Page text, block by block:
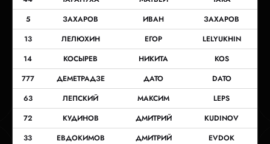
5
ЗАХАРОВ ИВАН
ЗАХАРОВ
13
ЛЕЛЮХИН ЕГОР
LELYUKHIN
14
КОСЫРЕВ НИКИТА
KOS
777
ДЕМЕТРАДЗЕ ДАТО
DATO
63
ЛЕПСКИЙ МАКСИМ
LEPS
72
КУДИНОВ ДМИТРИЙ
KUDINOV
33
ЕВДОКИМОВ ДМИТРИЙ
EVDOK